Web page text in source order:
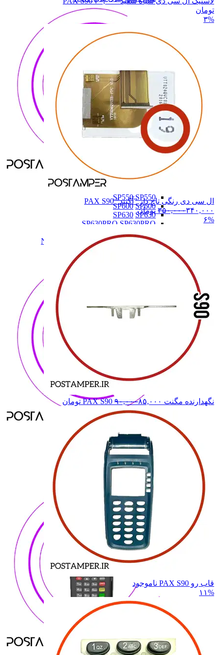
SZZT
SP550 SP550
SP600 SP600
SP630 SP630
SP630PRO SP630PRO
SP830
N900,N910,N510 N900,N910,N510
همه دسته بندی های NEWLAND
NEWLAND
NEWLAND
7210
7220
7220
8110
8110
8210
8210
همه دسته بندی های NEWPOS
تومان
۳%
ال سی دی رنگی تاچ دار "آکبند" PAX S90
۳۵۰,۰۰۰۳۴۰,۰۰۰
تومان
۶%
نگهدارنده مگنت PAX S90 ۹۰,۰۰۰۸۵,۰۰۰ تومان
قاب رو PAX S90
ناموجود
۱۱%